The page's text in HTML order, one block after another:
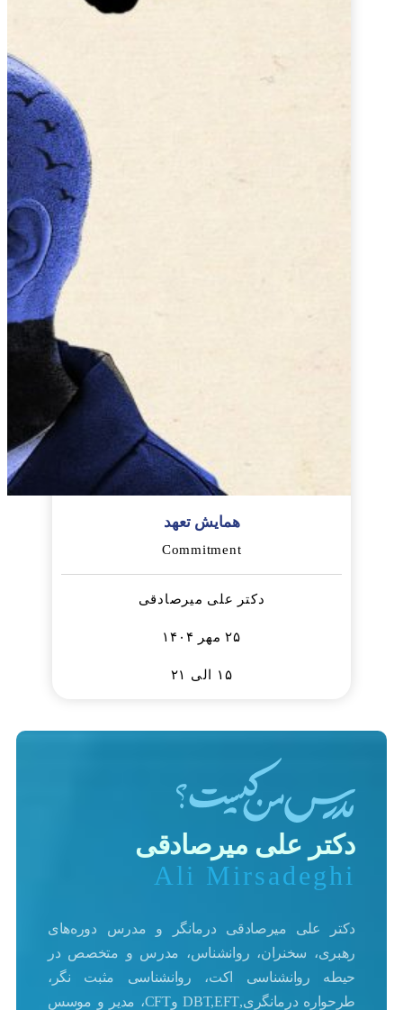
همایش تعهد
Commitment
دکتر علی میرصادقی
دکتر علی میرصادقی
Ali Mirsadeghi
دکتر علی میرصادقی درمانگر و مدرس دوره‌های
رهبری، سخنران، روانشناس، مدرس و متخصص در
حیطه روانشناسی اکت، روانشناسی مثبت نگر،
طرحواره درمانگری,DBT,EFT وCFT، مدیر و موسس